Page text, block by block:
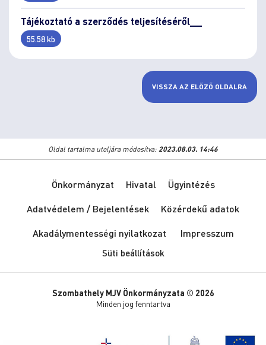
Tájékoztató a szerződés teljesítéséről__
55.58 kb
VISSZA AZ ELŐZŐ OLDALRA
Oldal tartalma utoljára módosítva: 2023.08.03. 14:46
Önkormányzat Hivatal
Ügyintézés
Adatvédelem / Bejelentések
Közérdekű adatok
Akadálymentességi nyilatkozat
Impresszum
Süti beállítások
Szombathely MJV Önkormányzata © 2026
Minden jog fenntartva